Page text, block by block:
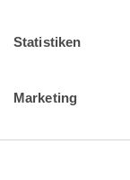
Statistiken
Marketing
Muster
Barrierefreiheit